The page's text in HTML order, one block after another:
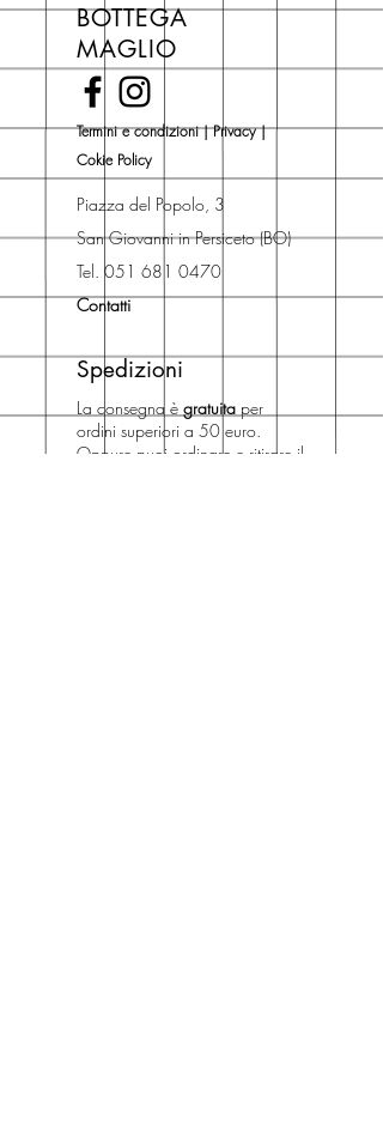
di copertina, escluse le ultime
novità Maglio Editore (vedi etichetta
Novità).
Una volta nel carrello puoi decidere
se acquistare sul sito con
spedizione con corriere o se
risparmiare sulle spese di
spedizione e ritirare il libro presso
Libreria degli Orsi, Piazza del
Popolo 3, 40017
San Giovanni in Persiceto (BO).
BOTTEGA
MAGLIO
Termini e condizioni|Privacy|
Cokie Policy
Piazza del Popolo, 3
San Giovanni in Persiceto (BO)
Tel. 051 681 0470
Contatti
Spedizioni
La consegna è gratuita per
ordini superiori a 50 euro.
Oppure puoi ordinare e ritirare il